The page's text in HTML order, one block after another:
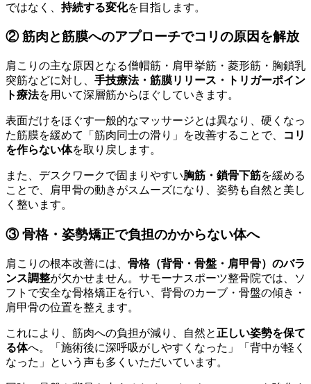
ではなく、 持続する変化を目指します。
② 筋肉と筋膜へのアプローチでコリの原因を解放
肩こりの主な原因となる僧帽筋・肩甲挙筋・菱形筋・胸鎖乳
突筋などに対し、 手技療法・筋膜リリース・トリガーポイン
ト療法を用いて深層筋からほぐしていきます。
表面だけをほぐす一般的なマッサージとは異なり、硬くなっ
た筋膜を緩めて「筋肉同士の滑り」を改善することで、
コリ
を作らない体を取り戻します。
また、デスクワークで固まりやすい胸筋・鎖骨下筋を緩める
ことで、肩甲骨の動きがスムーズになり、姿勢も自然と美し
く整います。
③ 骨格・姿勢矯正で負担のかからない体へ
肩こりの根本改善には、 骨格（背骨・骨盤・肩甲骨）のバラ
ンス調整が欠かせません。サモーナスポーツ整骨院では、ソ
フトで安全な骨格矯正を行い、背骨のカーブ・骨盤の傾き・
肩甲骨の位置を整えます。
これにより、筋肉への負担が減り、自然と 正しい姿勢を保て
る体へ。「施術後に深呼吸がしやすくなった」「背中が軽く
なった」という声も多くいただいています。